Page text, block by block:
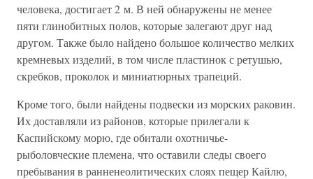
человека, достигает 2 м. В ней обнаружены не менее
пяти глинобитных полов, которые залегают друг над
другом. Также было найдено большое количество мелких
кремневых изделий, в том числе пластинок с ретушью,
скребков, проколок и миниатюрных трапеций.
Кроме того, были найдены подвески из морских раковин.
Их доставляли из районов, которые прилегали к
Каспийскому морю, где обитали охотничье-
рыболовческие племена, что оставили следы своего
пребывания в ранненеолитических слоях пещер Кайлю,